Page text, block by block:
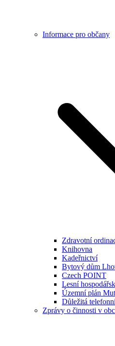
Informace pro občany
Zdravotní
Knihovna
Kadeřnictví
Bytový dům
Czech POINT
Lesní
Územní plán
Důležitá
Zprávy o činnosti v